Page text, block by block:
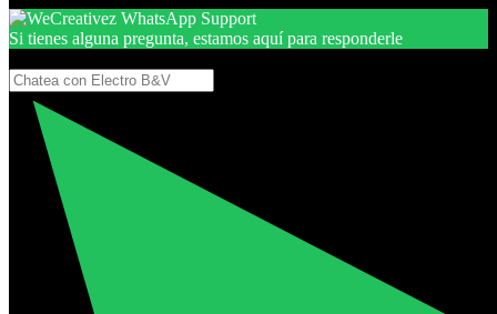
Si tienes alguna pregunta, estamos aquí para responderle